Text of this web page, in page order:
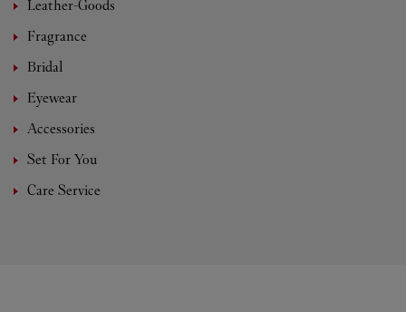
Leather-Goods
Fragrance
Bridal
Eyewear
Accessories
Set For You
Care Service